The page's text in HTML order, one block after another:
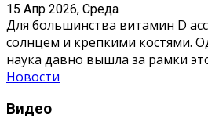
15 Апр 2026, Среда
Для большинства витамин D
солнцем и крепкими костями.
наука давно вышла за рамки
Новости
Видео